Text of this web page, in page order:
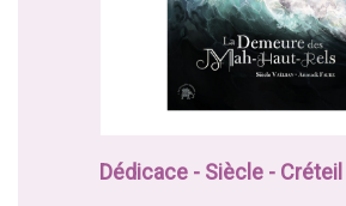
Dédicace - Siècle -